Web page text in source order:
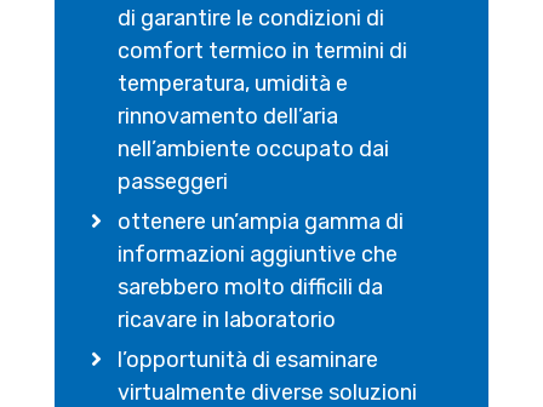
di garantire le condizioni di
comfort termico in termini di
temperatura, umidità e
rinnovamento dell’aria
nell’ambiente occupato dai
passeggeri
ottenere un’ampia gamma di
informazioni aggiuntive che
sarebbero molto difficili da
ricavare in laboratorio
l’opportunità di esaminare
virtualmente diverse soluzioni